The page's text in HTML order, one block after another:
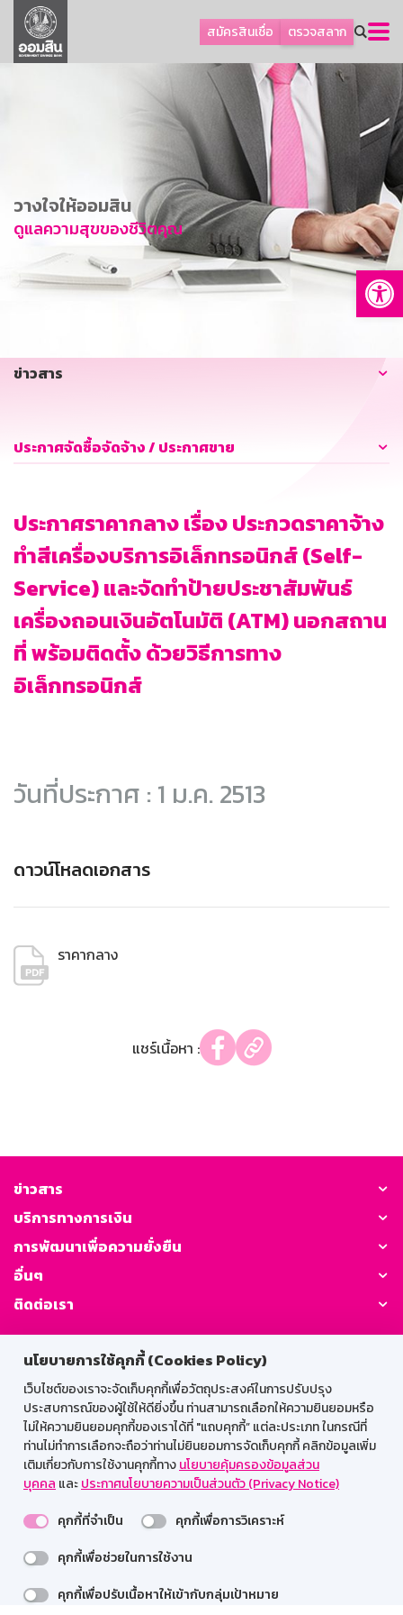
นโยบายการใช้คุกกี้ (Cookies Policy)
เว็บไซต์ของเราจะจัดเก็บคุกกี้เพื่อวัตถุประสงค์ในการปรับปรุง
ประสบการณ์ของผู้ใช้ให้ดียิ่งขึ้น ท่านสามารถเลือกให้ความยินยอมหรือ
ไม่ให้ความยินยอมคุกกี้ของเราได้ที่ "แถบคุกกี้” แต่ละประเภท ในกรณีที่
ท่านไม่ทำการเลือกจะถือว่าท่านไม่ยินยอมการจัดเก็บคุกกี้ คลิกข้อมูลเพิ่ม
เติมเกี่ยวกับการใช้งานคุกกี้ทางนโยบายคุ้มครองข้อมูลส่วน
บุคคล และประกาศนโยบายความเป็นส่วนตัว (Privacy Notice)
คุกกี้ที่จำเป็น
คุกกี้เพื่อการวิเคราะห์
คุกกี้เพื่อช่วยในการใช้งาน
คุกกี้เพื่อปรับเนื้อหาให้เข้ากับกลุ่มเป้าหมาย
สมัครสินเชื่อ ตรวจสลาก
ลูกค้าธุรกิจ
ลูกค้าผู้ประกอบรายย่อย
การพัฒนาที่ยั่งยืน
ข่าวสาร
บริการทางการเงิน
อื่นๆ
วางใจให้ออมสิน
ดูแลความสุขของชีวิตคุณ
ข่าวสาร
ประกาศจัดซื้อจัดจ้าง / ประกาศขาย
ประกาศราคากลาง เรื่อง ประกวดราคาจ้าง
ทำสีเครื่องบริการอิเล็กทรอนิกส์ (Self-
Service) และจัดทำป้ายประชาสัมพันธ์
เครื่องถอนเงินอัตโนมัติ (ATM) นอกสถาน
ที่ พร้อมติดตั้ง ด้วยวิธีการทาง
อิเล็กทรอนิกส์
วันที่ประกาศ : 1 ม.ค. 2513
ดาวน์โหลดเอกสาร
ราคากลาง
แชร์เนื้อหา :
ข่าวสาร
บริการทางการเงิน
การพัฒนาเพื่อความยั่งยืน
อื่นๆ
ติดต่อเรา
GSB Society:
สำหรับพนักงาน
Web HR
GSB Wisdom
M-Search
เข้าสู่ระบบเน็ตเมล
รองรับการใช้งานได้ดีบนเว็บบราวเซอร์